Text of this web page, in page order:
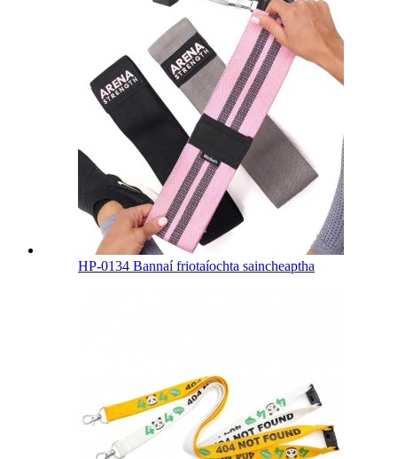
HP-0134 Bannaí friotaíochta saincheaptha